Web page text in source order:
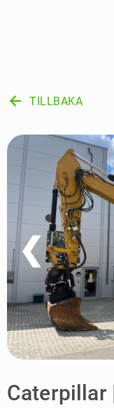
arrow_back TILLBAKA
❮
Caterpillar